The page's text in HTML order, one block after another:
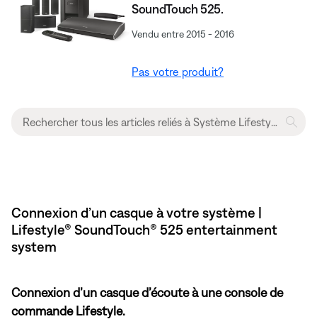
SoundTouch 525.
Vendu entre 2015 - 2016
Pas votre produit?
Connexion d’un casque à votre système |
Lifestyle® SoundTouch® 525 entertainment
system
Connexion d’un casque d’écoute à une console de
commande Lifestyle.